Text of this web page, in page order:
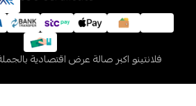
فلانتينو اكبر صالة عرض اقتصادية